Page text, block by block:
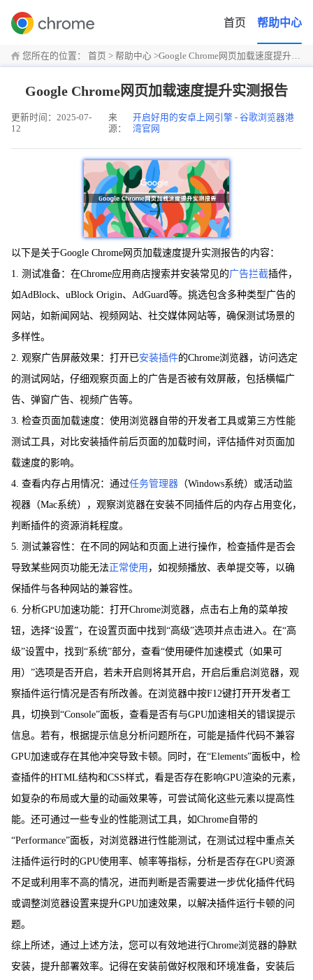
首页 帮助中心
您所在的位置： 首页 > 帮助中心 >Google Chrome网页加载速度提升实测报告
Google Chrome网页加载速度提升实测报告
更新时间：2025-07-
12
来
源：
开启好用的安卓上网引擎 - 谷歌浏览器港
湾官网
以下是关于Google Chrome网页加载速度提升实测报告的内容：
1. 测试准备：在Chrome应用商店搜索并安装常见的广告拦截插件，
如AdBlock、uBlock Origin、AdGuard等。挑选包含多种类型广告的
网站，如新闻网站、视频网站、社交媒体网站等，确保测试场景的
多样性。
2. 观察广告屏蔽效果：打开已安装插件的Chrome浏览器，访问选定
的测试网站，仔细观察页面上的广告是否被有效屏蔽，包括横幅广
告、弹窗广告、视频广告等。
3. 检查页面加载速度：使用浏览器自带的开发者工具或第三方性能
测试工具，对比安装插件前后页面的加载时间，评估插件对页面加
载速度的影响。
4. 查看内存占用情况：通过任务管理器 （Windows系统）或活动监
视器（Mac系统），观察浏览器在安装不同插件后的内存占用变化，
判断插件的资源消耗程度。
5. 测试兼容性：在不同的网站和页面上进行操作，检查插件是否会
导致某些网页功能无法正常使用 ，如视频播放、表单提交等，以确
保插件与各种网站的兼容性。
6. 分析GPU加速功能：打开Chrome浏览器，点击右上角的菜单按
钮，选择“设置”，在设置页面中找到“高级”选项并点击进入。在“高
级”设置中，找到“系统”部分，查看“使用硬件加速模式（如果可
用）”选项是否开启，若未开启则将其开启，开启后重启浏览器，观
察插件运行情况是否有所改善。在浏览器中按F12键打开开发者工
具，切换到“Console”面板，查看是否有与GPU加速相关的错误提示
信息。若有，根据提示信息分析问题所在，可能是插件代码不兼容
GPU加速或存在其他冲突导致卡顿。同时，在“Elements”面板中，检
查插件的HTML结构和CSS样式，看是否存在影响GPU渲染的元素，
如复杂的布局或大量的动画效果等，可尝试简化这些元素以提高性
能。还可通过一些专业的性能测试工具，如Chrome自带的
“Performance”面板，对浏览器进行性能测试，在测试过程中重点关
注插件运行时的GPU使用率、帧率等指标，分析是否存在GPU资源
不足或利用率不高的情况，进而判断是否需要进一步优化插件代码
或调整浏览器设置来提升GPU加速效果，以解决插件运行卡顿的问
题。
综上所述，通过上述方法，您可以有效地进行Chrome浏览器的静默
安装，提升部署效率。记得在安装前做好权限和环境准备，安装后